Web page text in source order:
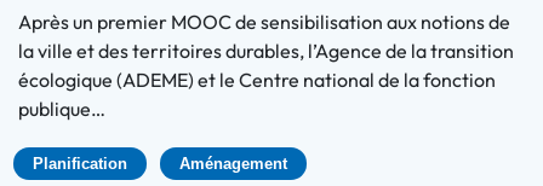
Après un premier MOOC de sensibilisation aux notions de
la ville et des territoires durables, l’Agence de la transition
écologique (ADEME) et le Centre national de la fonction
publique…
Planification Aménagement